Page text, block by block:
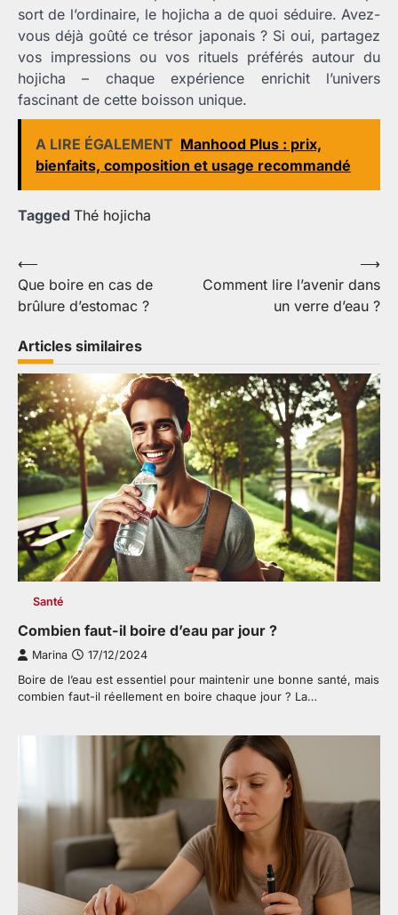
sort de l’ordinaire, le hojicha a de quoi séduire. Avez-
vous déjà goûté ce trésor japonais ? Si oui, partagez
vos impressions ou vos rituels préférés autour du
hojicha – chaque expérience enrichit l’univers
fascinant de cette boisson unique.
A LIRE ÉGALEMENT Manhood Plus : prix,
bienfaits, composition et usage recommandé
Tagged Thé hojicha
Navigation
de
⟵
Que boire en cas de
brûlure d’estomac ?
Comment lire l’avenir dans
un verre d’eau ?
⟶
Articles similaires
Santé
Combien faut-il boire d’eau par jour ?
Marina 17/12/2024
Boire de l’eau est essentiel pour maintenir une bonne santé, mais
combien faut-il réellement en boire chaque jour ? La…